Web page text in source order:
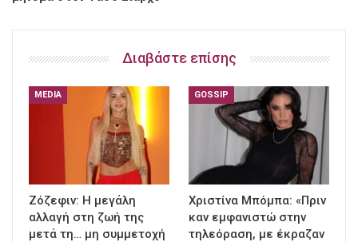
Διαβάστε επίσης
MEDIA
Ζόζεφιν: Η μεγάλη
αλλαγή στη ζωή της
μετά τη… μη συμμετοχή
GOSSIP
Χριστίνα Μπόμπα: «Πριν
καν εμφανιστώ στην
τηλεόραση, με έκραζαν